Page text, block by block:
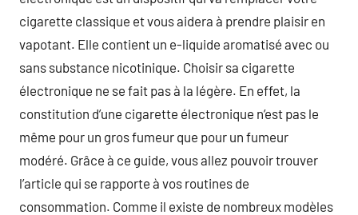
cigarette classique et vous aidera à prendre plaisir en
vapotant. Elle contient un e-liquide aromatisé avec ou
sans substance nicotinique. Choisir sa cigarette
électronique ne se fait pas à la légère. En effet, la
constitution d’une cigarette électronique n’est pas le
même pour un gros fumeur que pour un fumeur
modéré. Grâce à ce guide, vous allez pouvoir trouver
l’article qui se rapporte à vos routines de
consommation. Comme il existe de nombreux modèles